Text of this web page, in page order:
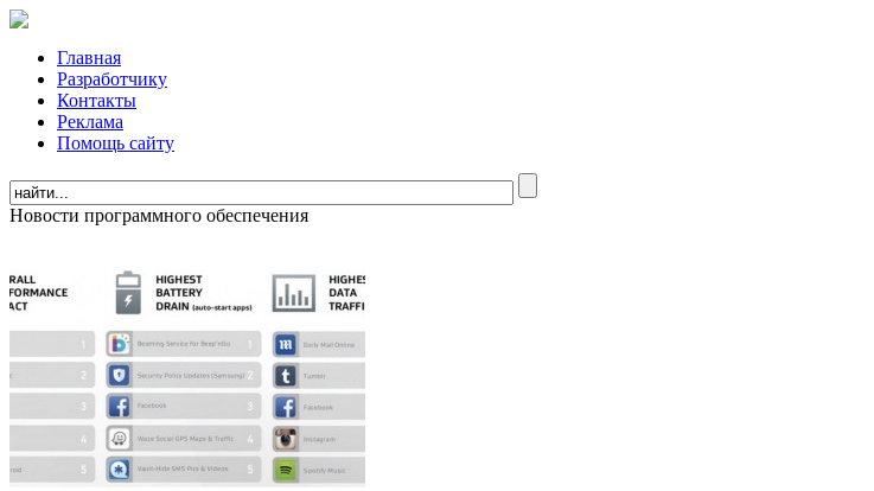
Главная
Разработчику
Контакты
Реклама
Помощь сайту
Новости программного обеспечения